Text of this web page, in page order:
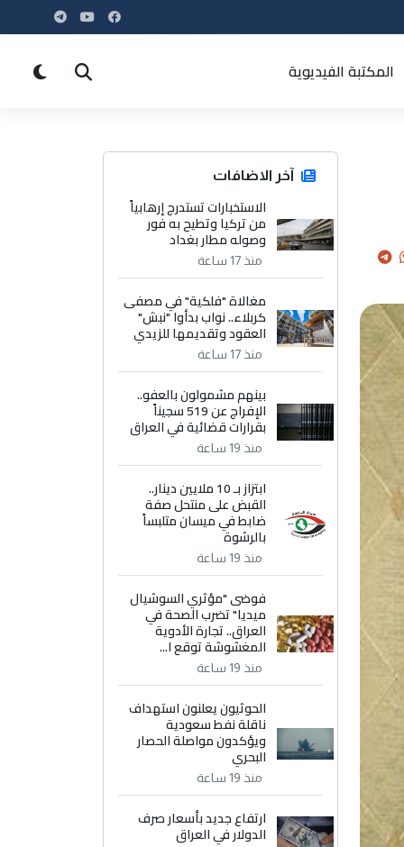
المكتبة الفيديوية
آخر الاضافات
الاستخبارات تستدرج إرهابياً
من تركيا وتطيح به فور
وصوله مطار بغداد
منذ 17 ساعة
مغالاة "فلكية" في مصفى
كربلاء.. نواب بدأوا "نبش"
العقود وتقديمها للزيدي
منذ 17 ساعة
بينهم مشمولون بالعفو..
الإفراج عن 519 سجيناً
بقرارات قضائية في العراق
منذ 19 ساعة
ابتزاز بـ 10 ملايين دينار..
القبض على منتحل صفة
ضابط في ميسان متلبساً
بالرشوة
منذ 19 ساعة
فوضى "مؤثري السوشيال
ميديا" تضرب الصحة في
العراق.. تجارة الأدوية
المغشوشة توقع ا...
منذ 19 ساعة
الحوثيون يعلنون استهداف
ناقلة نفط سعودية
ويؤكدون مواصلة الحصار
البحري
منذ 19 ساعة
ارتفاع جديد بأسعار صرف
الدولار في العراق